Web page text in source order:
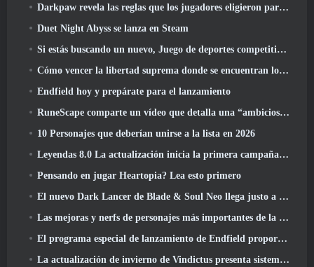
Darkpaw revela las reglas que los jugadores eligieron para el próximo servidor Frostreaver de EverQuest
Duet Night Abyss se lanza en Steam
Si estás buscando un nuevo, Juego de deportes competitivos, La prueba beta cerrada del fútbol estilo libre 2 está en camino
Cómo vencer la libertad suprema donde se encuentran los vientos
Endfield hoy y prepárate para el lanzamiento
RuneScape comparte un vídeo que detalla una “ambiciosa serie de actualizaciones de contenido”
10 Personajes que deberían unirse a la lista en 2026
Leyendas 8.0 La actualización inicia la primera campaña de 2026
Pensando en jugar Heartopia? Lea esto primero
El nuevo Dark Lancer de Blade & Soul Neo llega justo a tiempo para el primer aniversario
Las mejoras y nerfs de personajes más importantes de la temporada 6
El programa especial de lanzamiento de Endfield proporciona detalles sobre el sistema de monetización del juego
La actualización de invierno de Vindictus presenta sistemas para facilitar la progresión de los jugadores